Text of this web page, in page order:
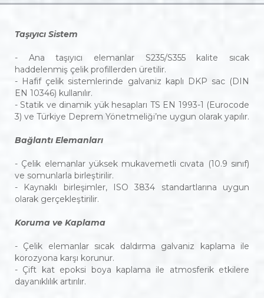
Taşıyıcı Sistem
- Ana taşıyıcı elemanlar S235/S355 kalite sıcak
haddelenmiş çelik profillerden üretilir.
- Hafif çelik sistemlerinde galvaniz kaplı DKP sac (DIN
EN 10346) kullanılır.
- Statik ve dinamik yük hesapları TS EN 1993-1 (Eurocode
3) ve Türkiye Deprem Yönetmeliği’ne uygun olarak yapılır.
Bağlantı Elemanları
- Çelik elemanlar yüksek mukavemetli cıvata (10.9 sınıf)
ve somunlarla birleştirilir.
- Kaynaklı birleşimler, ISO 3834 standartlarına uygun
olarak gerçekleştirilir.
Koruma ve Kaplama
- Çelik elemanlar sıcak daldırma galvaniz kaplama ile
korozyona karşı korunur.
- Çift kat epoksi boya kaplama ile atmosferik etkilere
dayanıklılık artırılır.